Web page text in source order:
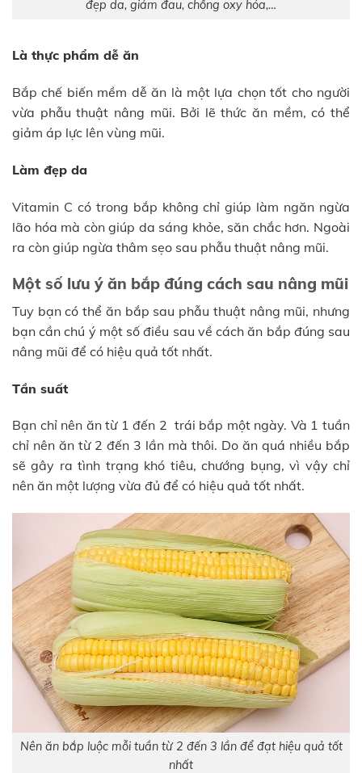
đẹp da, giảm đau, chống oxy hóa,…
Là thực phẩm dễ ăn
Bắp chế biến mềm dễ ăn là một lựa chọn tốt cho người
vừa phẫu thuật nâng mũi. Bởi lẽ thức ăn mềm, có thể
giảm áp lực lên vùng mũi.
Làm đẹp da
Vitamin C có trong bắp không chỉ giúp làm ngăn ngừa
lão hóa mà còn giúp da sáng khỏe, săn chắc hơn. Ngoài
ra còn giúp ngừa thâm sẹo sau phẫu thuật nâng mũi.
Một số lưu ý ăn bắp đúng cách sau nâng mũi
Tuy bạn có thể ăn bắp sau phẫu thuật nâng mũi, nhưng
bạn cần chú ý một số điều sau về cách ăn bắp đúng sau
nâng mũi để có hiệu quả tốt nhất.
Tần suất
Bạn chỉ nên ăn từ 1 đến 2 trái bắp một ngày. Và 1 tuần
chỉ nên ăn từ 2 đến 3 lần mà thôi. Do ăn quá nhiều bắp
sẽ gây ra tình trạng khó tiêu, chướng bụng, vì vậy chỉ
nên ăn một lượng vừa đủ để có hiệu quả tốt nhất.
Nên ăn bắp luộc mỗi tuần từ 2 đến 3 lần để đạt hiệu quả tốt
nhất